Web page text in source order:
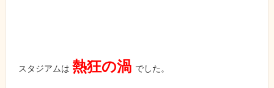
スタジアムは 熱狂の渦 でした。